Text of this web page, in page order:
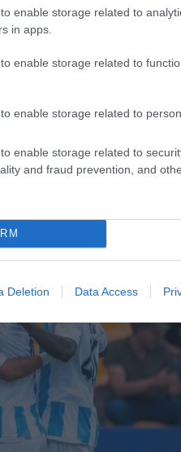
enable storage related to
in apps.
enable storage related to
enable storage related to
enable storage related to
and fraud prevention, and
Deletion Data Access